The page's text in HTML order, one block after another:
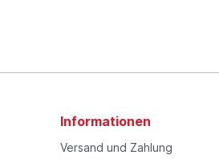
Informationen
Versand und Zahlung